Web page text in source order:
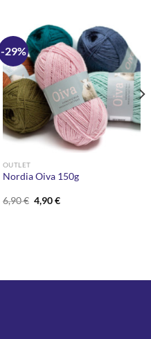
-29%
OUTLET
Nordia Oiva 150g
6,90€ Alkuperäinen
hinta
4,90€Nykyinen